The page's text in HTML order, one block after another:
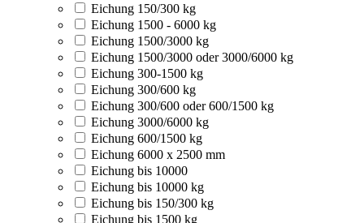
Eichung 150/300 kg
Eichung 1500 - 6000 kg
Eichung 1500/3000 kg
Eichung 1500/3000 oder 3000/6000 kg
Eichung 300-1500 kg
Eichung 300/600 kg
Eichung 300/600 oder 600/1500 kg
Eichung 3000/6000 kg
Eichung 600/1500 kg
Eichung 6000 x 2500 mm
Eichung bis 10000
Eichung bis 10000 kg
Eichung bis 150/300 kg
Eichung bis 1500 kg